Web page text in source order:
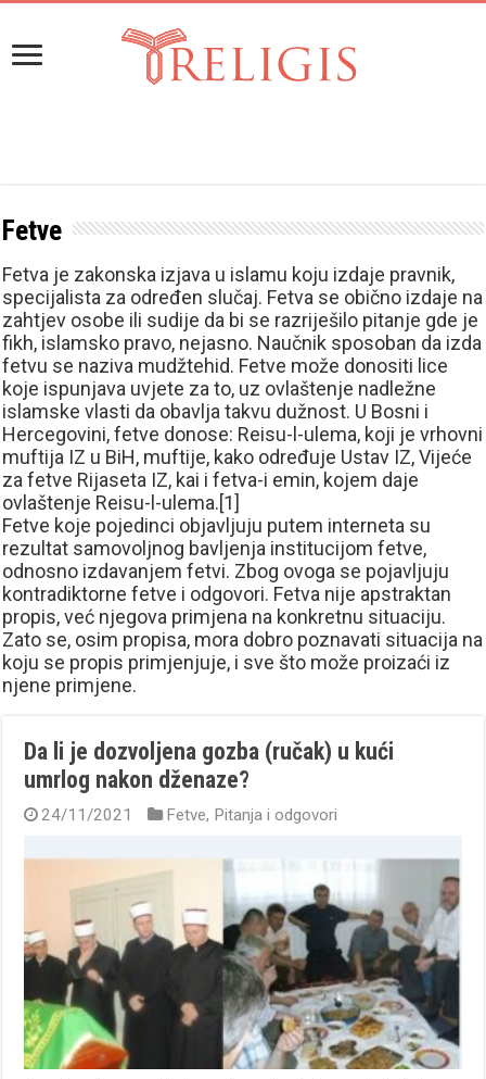
Fetve
Fetva je zakonska izjava u islamu koju izdaje pravnik,
specijalista za određen slučaj. Fetva se obično izdaje na
zahtjev osobe ili sudije da bi se razriješilo pitanje gde je
fikh, islamsko pravo, nejasno. Naučnik sposoban da izda
fetvu se naziva mudžtehid. Fetve može donositi lice
koje ispunjava uvjete za to, uz ovlaštenje nadležne
islamske vlasti da obavlja takvu dužnost. U Bosni i
Hercegovini, fetve donose: Reisu-l-ulema, koji je vrhovni
muftija IZ u BiH, muftije, kako određuje Ustav IZ, Vijeće
za fetve Rijaseta IZ, kai i fetva-i emin, kojem daje
ovlaštenje Reisu-l-ulema.[1]
Fetve koje pojedinci objavljuju putem interneta su
rezultat samovoljnog bavljenja institucijom fetve,
odnosno izdavanjem fetvi. Zbog ovoga se pojavljuju
kontradiktorne fetve i odgovori. Fetva nije apstraktan
propis, već njegova primjena na konkretnu situaciju.
Zato se, osim propisa, mora dobro poznavati situacija na
koju se propis primjenjuje, i sve što može proizaći iz
njene primjene.
Da li je dozvoljena gozba (ručak) u kući
umrlog nakon dženaze?
24/11/2021 Fetve, Pitanja i odgovori